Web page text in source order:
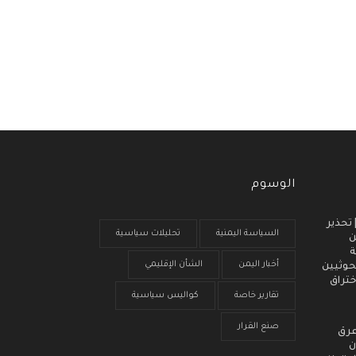
انذار مبكر (3) | تحذير
الوسوم
السياسة اليمنية تحليلات سياسية
أخبار اليمن الشأن الإقليمي
تقارير خاصة كواليس سياسية
صنع القرار